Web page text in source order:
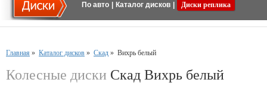
По авто Каталог дисков Диски реплика
Главная » Каталог дисков » Скад » Вихрь белый
Колесные диски Скад Вихрь белый